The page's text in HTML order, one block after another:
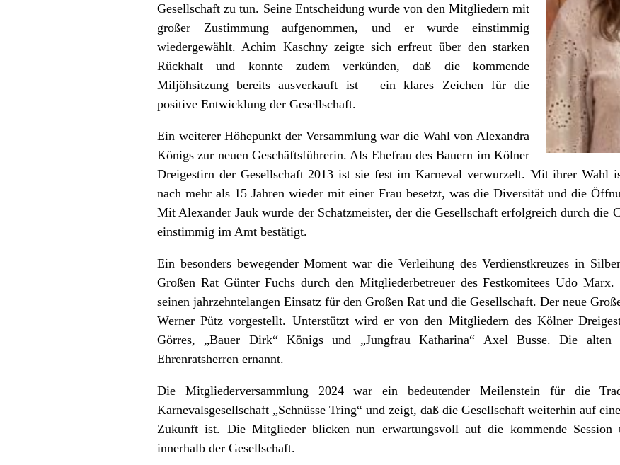
Gesellschaft zu tun. Seine Entscheidung wurde von den Mitgliedern mit
großer Zustimmung aufgenommen, und er wurde einstimmig
wiedergewählt. Achim Kaschny zeigte sich erfreut über den starken
Rückhalt und konnte zudem verkünden, daß die kommende
Miljöhsitzung bereits ausverkauft ist – ein klares Zeichen für die
positive Entwicklung der Gesellschaft.
Ein weiterer Höhepunkt der Versammlung war die Wahl von Alexandra
Königs zur neuen Geschäftsführerin. Als Ehefrau des Bauern im Kölner
Dreigestirn der Gesellschaft 2013 ist sie fest im Karneval verwurzelt. Mit ihrer Wahl
nach mehr als 15 Jahren wieder mit einer Frau besetzt, was die Diversität und die
Mit Alexander Jauk wurde der Schatzmeister, der die Gesellschaft erfolgreich durch die
einstimmig im Amt bestätigt.
Ein besonders bewegender Moment war die Verleihung des Verdienstkreuzes in
Großen Rat Günter Fuchs durch den Mitgliederbetreuer des Festkomitees Udo
seinen jahrzehntelangen Einsatz für den Großen Rat und die Gesellschaft. Der neue
Werner Pütz vorgestellt. Unterstützt wird er von den Mitgliedern des Kölner
Görres, „Bauer Dirk“ Königs und „Jungfrau Katharina“ Axel Busse. Die alten
Ehrenratsherren ernannt.
Die Mitgliederversammlung 2024 war ein bedeutender Meilenstein für die
Karnevalsgesellschaft „Schnüsse Tring“ und zeigt, daß die Gesellschaft weiterhin auf
Zukunft ist. Die Mitglieder blicken nun erwartungsvoll auf die kommende Session
innerhalb der Gesellschaft.